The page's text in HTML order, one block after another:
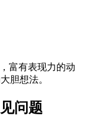
富有表现力的动
胆想法。
问题